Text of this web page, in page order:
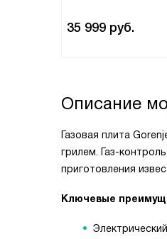
35 999 руб.
Описание
Газовая плита
грилем. Газ-
приготовления
Ключевые